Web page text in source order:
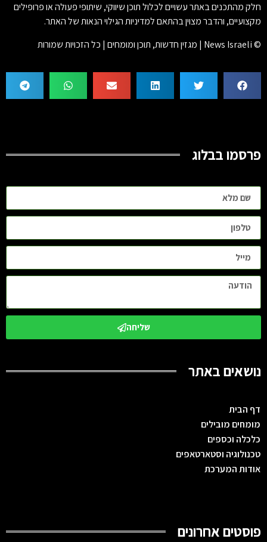
חלק מהתכנים באתר עשויים לכלול תוכן שיווקי, שיתופי פעולה או פרופילים
מקצועיים, והדבר מצוין בהתאם למדיניות הגילוי הנאות של האתר.
© News Israeli | מגזין חדשות, תוכן ומומחים | כל הזכויות שמורות
פרסמו בבלוג
שליחה
נושאים באתר
דף הבית
מומחים מובילים
כלכלה וכספים
טכנולוגיה וסטארטאפים
אודות המערכת
פוסטים אחרונים